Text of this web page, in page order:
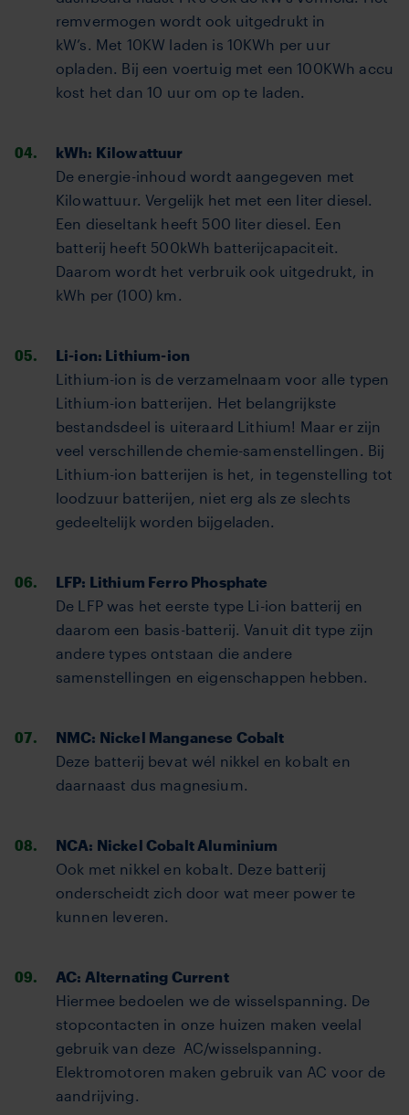
remvermogen wordt ook uitgedrukt in
kW’s. Met 10KW laden is 10KWh per uur
opladen. Bij een voertuig met een 100KWh accu
kost het dan 10 uur om op te laden.
kWh: Kilowattuur
De energie-inhoud wordt aangegeven met
Kilowattuur. Vergelijk het met een liter diesel.
Een dieseltank heeft 500 liter diesel. Een
batterij heeft 500kWh batterijcapaciteit.
Daarom wordt het verbruik ook uitgedrukt, in
kWh per (100) km.
Li-ion: Lithium-ion
Lithium-ion is de verzamelnaam voor alle typen
Lithium-ion batterijen. Het belangrijkste
bestandsdeel is uiteraard Lithium! Maar er zijn
veel verschillende chemie-samenstellingen. Bij
Lithium-ion batterijen is het, in tegenstelling tot
loodzuur batterijen, niet erg als ze slechts
gedeeltelijk worden bijgeladen.
LFP: Lithium Ferro Phosphate
De LFP was het eerste type Li-ion batterij en
daarom een basis-batterij. Vanuit dit type zijn
andere types ontstaan die andere
samenstellingen en eigenschappen hebben.
NMC: Nickel Manganese Cobalt
Deze batterij bevat wél nikkel en kobalt en
daarnaast dus magnesium.
NCA: Nickel Cobalt Aluminium
Ook met nikkel en kobalt. Deze batterij
onderscheidt zich door wat meer power te
kunnen leveren.
AC: Alternating Current
Hiermee bedoelen we de wisselspanning. De
stopcontacten in onze huizen maken veelal
gebruik van deze AC/wisselspanning.
Elektromotoren maken gebruik van AC voor de
aandrijving.